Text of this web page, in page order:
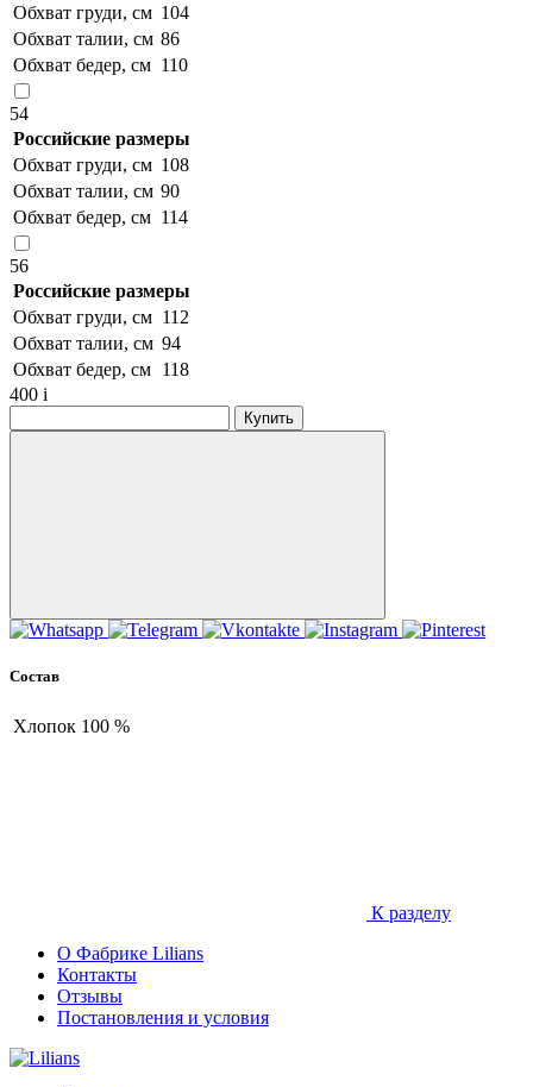
Обхват груди, см 104
Обхват талии, см 86
Обхват бедер, см 110
54
Российские размеры
Обхват груди, см 108
Обхват талии, см 90
Обхват бедер, см 114
56
Российские размеры
Обхват груди, см 112
Обхват талии, см 94
Обхват бедер, см 118
400 i
Купить
Состав
Хлопок 100 %
К разделу
О Фабрике Lilians
Контакты
Отзывы
Постановления и условия